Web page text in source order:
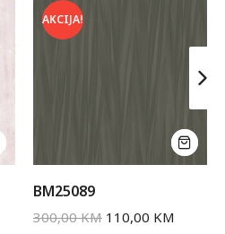
AKCIJA!
BM25089
300,00KM 110,00 KM